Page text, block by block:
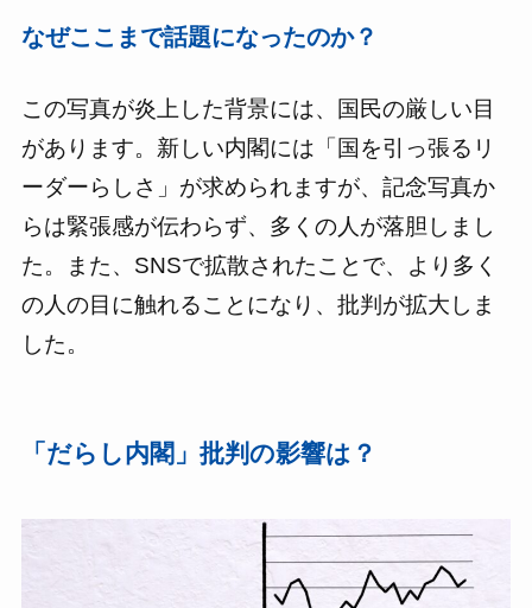
なぜここまで話題になったのか？
この写真が炎上した背景には、国民の厳しい目
があります。新しい内閣には「国を引っ張るリ
ーダーらしさ」が求められますが、記念写真か
らは緊張感が伝わらず、多くの人が落胆しまし
た。また、SNSで拡散されたことで、より多く
の人の目に触れることになり、批判が拡大しま
した。
「だらし内閣」批判の影響は？